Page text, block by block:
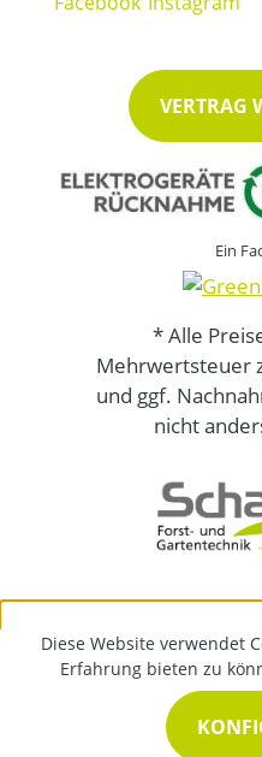
VERTRAG
Ein
* Alle
Mehrwertsteuer
und ggf.
nicht
Diese Website verwendet
Erfahrung bieten zu